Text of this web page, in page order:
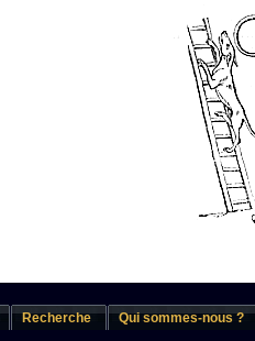
Recherche Qui sommes-nous ?